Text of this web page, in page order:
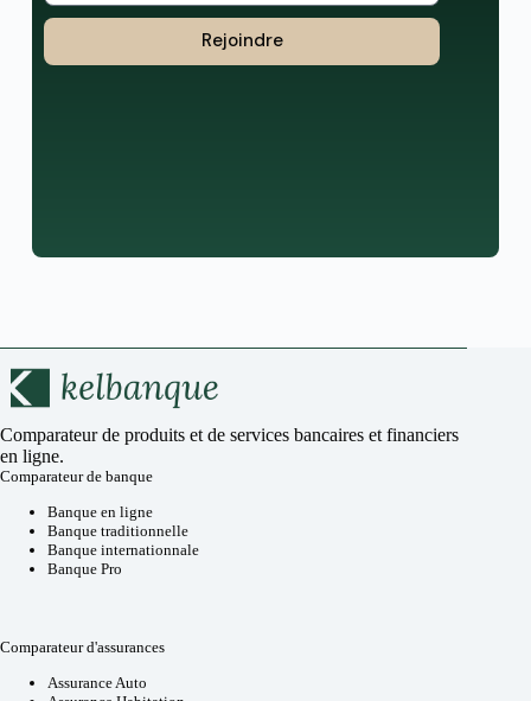
Rejoindre
Comparateur de produits et de services bancaires et financiers
en ligne.
Comparateur de banque
Banque en ligne
Banque traditionnelle
Banque internationnale
Banque Pro
Comparateur d'assurances
Assurance Auto